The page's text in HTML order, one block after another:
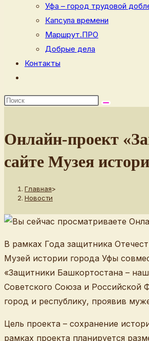
Уфа – город трудовой
Капсула времени
Маршрут.ПРО
Добрые дела
Контакты
по
сайту
Онлайн-проект
сайте Музея
Главная>
Новости
В рамках Года защитника
Музей истории города Уфы
«Защитники Башкортостана –
Советского Союза и Российской
город и республику, проявив
Цель проекта – сохранение
рамках проекта планируется